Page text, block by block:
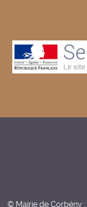
© Mairie de Corbény :